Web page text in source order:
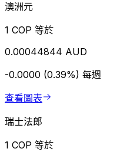
澳洲元
1 COP 等於
0.00044844 AUD
-0.0000 (0.39%) 每週
查看圖表
瑞士法郎
1 COP 等於